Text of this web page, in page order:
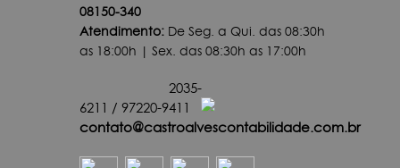
08150-340
Atendimento: De Seg. a Qui. das 08:30h
as 18:00h | Sex. das 08:30h as 17:00h
2035-
6211
/ 97220-9411
contato@castroalvescontabilidade.com.br